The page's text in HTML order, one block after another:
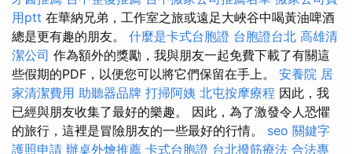
用ptt 在華納兄弟，工作室之旅或遠足大峽谷中喝黃油啤酒
總是更有趣的朋友。 什麼是卡式台胞證 台胞證台北 高雄清
潔公司 作為額外的獎勵，我與朋友一起免費下載了有關這
些假期的PDF，以便您可以將它們保留在手上。 安養院 居
家清潔費用 助聽器品牌 打掃阿姨 北屯按摩療程 因此，我
已經與朋友收集了最好的樂趣。 因此，為了激發令人恐懼
的旅行，這裡是冒險朋友的一些最好的行情。 seo 關鍵字
護照申請 辦桌外燴推薦 卡式台胞證 台北撥筋療法 合法專